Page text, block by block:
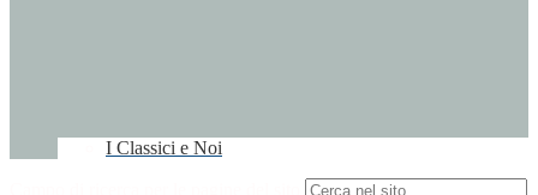
I Classici e Noi